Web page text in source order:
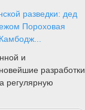
разведки: дед
Пороховая
и
разработки
регулярную